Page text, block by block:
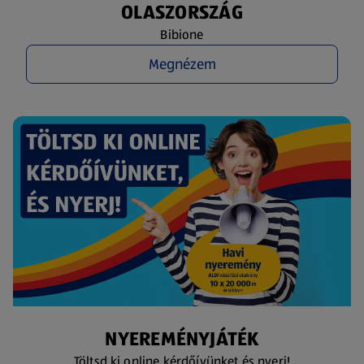
OLASZORSZÁG
Bibione
Megnézem
NYEREMÉNYJÁTÉK